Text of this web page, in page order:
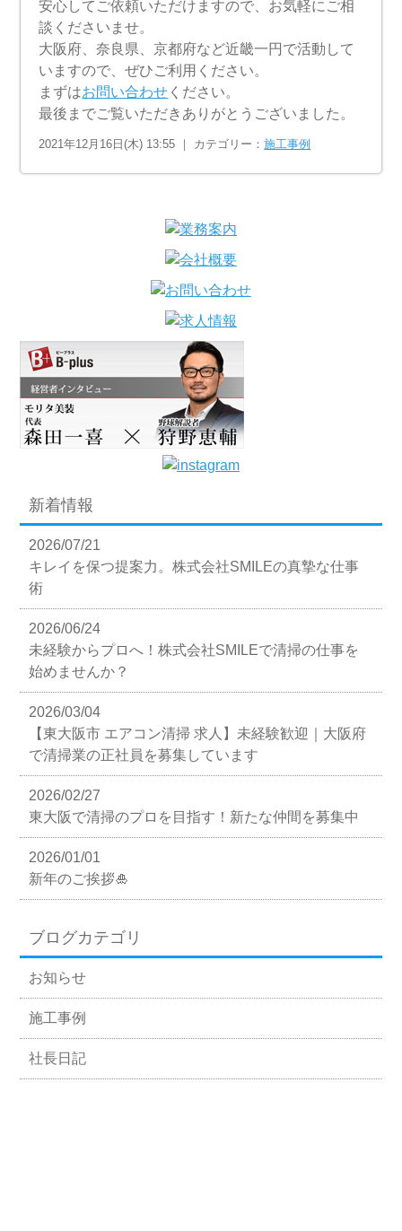
安心してご依頼いただけますので、お気軽にご相
談くださいませ。
大阪府、奈良県、京都府など近畿一円で活動して
いますので、ぜひご利用ください。
まずはお問い合わせ ください。
最後までご覧いただきありがとうございました。
2021年12月16日(木) 13:55 ｜ カテゴリー：施工事例
新着情報
2026/07/21
キレイを保つ提案力。株式会社SMILEの真摯な仕事
術
2026/06/24
未経験からプロへ！株式会社SMILEで清掃の仕事を
始めませんか？
2026/03/04
【東大阪市 エアコン清掃 求人】未経験歓迎｜大阪府
で清掃業の正社員を募集しています
2026/02/27
東大阪で清掃のプロを目指す！新たな仲間を募集中
2026/01/01
新年のご挨拶🎍
ブログカテゴリ
お知らせ
施工事例
社長日記